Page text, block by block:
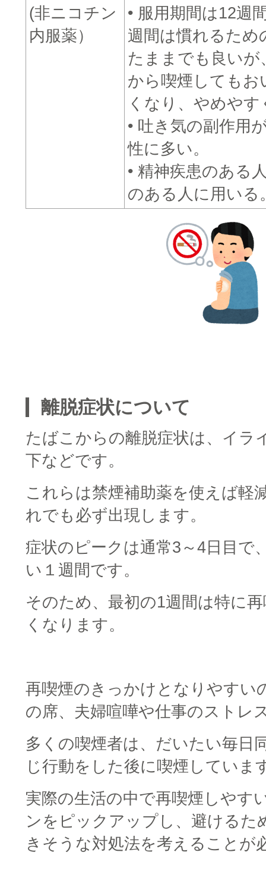
(非ニコチン
内服薬）
• 服用期間は12週
週間は慣れるため
たままでも良いが
から喫煙してもお
くなり、やめやす
• 吐き気の副作用
性に多い。
• 精神疾患のある
のある人に用いる
離脱症状について
たばこからの離脱症状は、イラ
下などです。
これらは禁煙補助薬を使えば軽
れでも必ず出現します。
症状のピークは通常3～4日目で
い１週間です。
そのため、最初の1週間は特に
くなります。
再喫煙のきっかけとなりやすい
の席、夫婦喧嘩や仕事のストレ
多くの喫煙者は、だいたい毎日
じ行動をした後に喫煙していま
実際の生活の中で再喫煙しやす
ンをピックアップし、避けるた
きそうな対処法を考えることが